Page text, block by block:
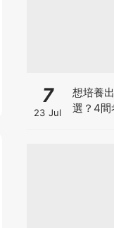
7
23 Jul
想培養
選？4間